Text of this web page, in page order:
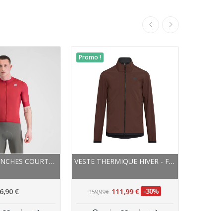
MAILLOT MANCHES COURTES - SPORTFUL SRK - ROUGE
€
VESTE THERMIQUE HIVER - FOX RANGER FIRE -...
159,99 € 111,99 € -30%
Promo !